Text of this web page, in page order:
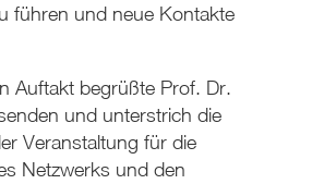
führen und neue Kontakte
Auftakt begrüßte Prof. Dr.
und unterstrich die
Veranstaltung für die
Netzwerks und den